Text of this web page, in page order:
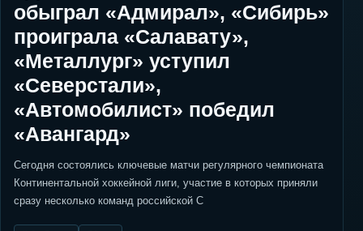
обыграл «Адмирал», «Сибирь»
проиграла «Салавату»,
«Металлург» уступил
«Северстали»,
«Автомобилист» победил
«Авангард»
Сегодня состоялись ключевые матчи регулярного чемпионата
Континентальной хоккейной лиги, участие в которых приняли
сразу несколько команд российской С